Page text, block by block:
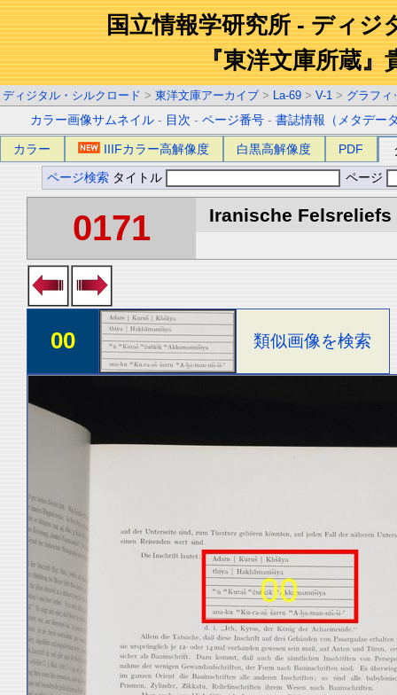
国立情報学研究所 - ディジ
『東洋文庫所蔵』
ディジタル・シルクロード > 東洋文庫アーカイブ > La-69 > V-1 > グラフィ
カラー画像サムネイル - 目次 -ページ番号 -書誌情報（メタデー
カラー IIIFカラー高解像度 白黒高解像度 PDF
ページ検索 タイトル ページ
0171 Iranische Felsreliefs
00 類似画像を検索